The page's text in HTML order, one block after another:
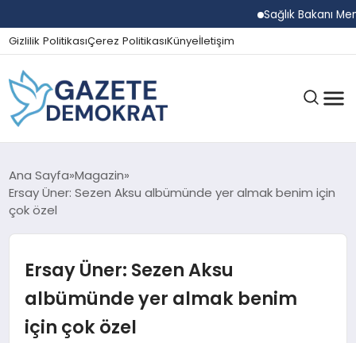
Sağlık Bakanı
Gizlilik PolitikasıÇerez PolitikasıKünyeİletişim
GÜNDEM
EKONOMI
SPOR
Ana Sayfa Magazin
Ersay Üner: Sezen Aksu albümünde yer almak benim için
çok özel
Ersay Üner: Sezen Aksu
albümünde yer almak benim
için çok özel